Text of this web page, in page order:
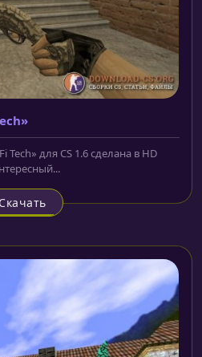
Tech» для CS 1.6 сделана в HD
Скачать